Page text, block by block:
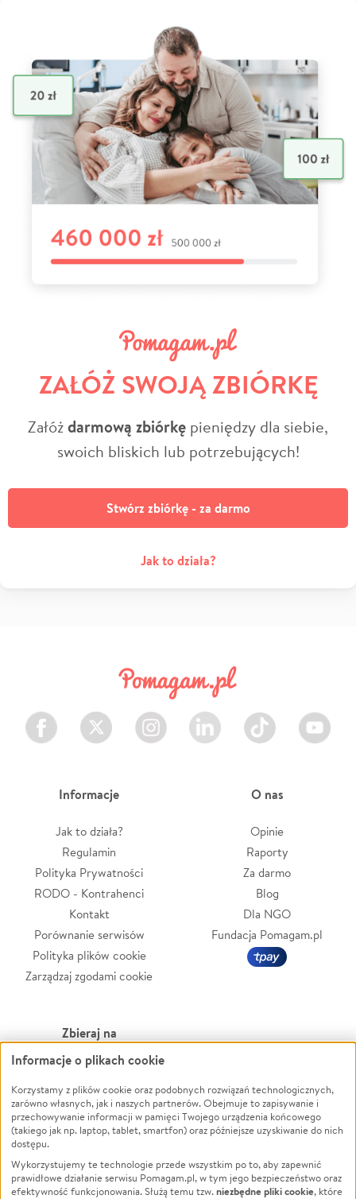
ZAŁÓŻ SWOJĄ ZBIÓRKĘ
Załóżdarmową zbiórkę pieniędzy dla siebie,
swoich bliskich lub potrzebujących!
Stwórz zbiórkę - za darmo
Jak to działa?
Facebook Twitter Instagram LinkedIn TikTok Youtube
Informacje
Jak to działa?
Regulamin
Polityka Prywatności
RODO - Kontrahenci
Kontakt
Porównanie serwisów
Polityka plików cookie
Zarządzaj zgodami cookie
O nas
Opinie
Raporty
Za darmo
Blog
Dla NGO
Fundacja Pomagam.pl
Zbieraj na
Leczenie
Zwierzęta
Pożar
Ukraina
Pomoc Finansowa
Projekty
Powódź
Wichura
NGO
Edukacja
Podróż
Informacje o plikach cookie
Korzystamy z plików cookie oraz podobnych rozwiązań technologicznych,
zarówno własnych, jak i naszych partnerów. Obejmuje to zapisywanie i
przechowywanie informacji w pamięci Twojego urządzenia końcowego
(takiego jak np. laptop, tablet, smartfon) oraz późniejsze uzyskiwanie do nich
dostępu.
Wykorzystujemy te technologie przede wszystkim po to, aby zapewnić
prawidłowe działanie serwisu Pomagam.pl, w tym jego bezpieczeństwo oraz
efektywność funkcjonowania. Służą temu tzw.niezbędne pliki cookie, które